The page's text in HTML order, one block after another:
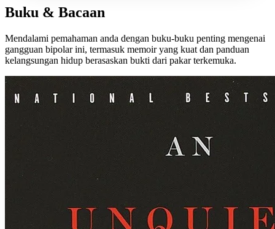
Buku & Bacaan
Mendalami pemahaman anda dengan buku-buku penting mengenai
gangguan bipolar ini, termasuk memoir yang kuat dan panduan
kelangsungan hidup berasaskan bukti dari pakar terkemuka.